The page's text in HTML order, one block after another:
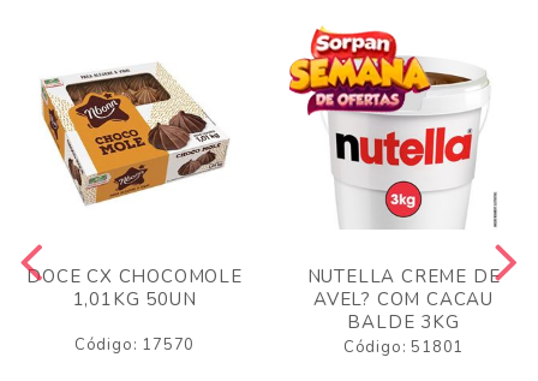
DOCE CX CHOCOMOLE
1,01KG 50UN
Código: 17570
NUTELLA CREME DE
AVEL? COM CACAU
BALDE 3KG
Código: 51801